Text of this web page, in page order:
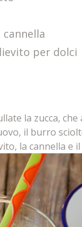
cannella
per dolci
la zucca,
il burro
la cannella e